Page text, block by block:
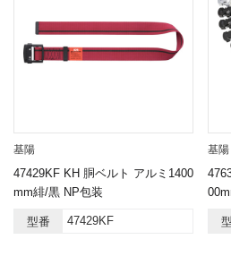
基陽
47429KF KH 胴ベルト アルミ1400
mm緋/黒 NP包装
型番 47429KF
基陽